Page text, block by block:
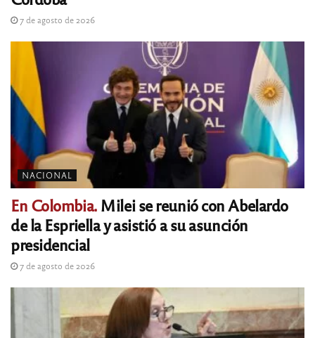
7 de agosto de 2026
NACIONAL
En Colombia.Milei se reunió con Abelardo
de la Espriella y asistió a su asunción
presidencial
7 de agosto de 2026